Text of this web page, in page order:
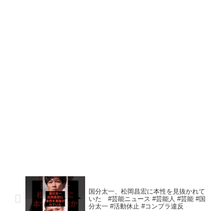
国分太一、松岡昌宏に本性を見抜かれて
いた #芸能ニュース #芸能人 #芸能 #国
分太一 #活動休止 #コンプラ違反